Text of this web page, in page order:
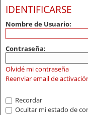
IDENTIFICARSE
Nombre de Usuario:
Contraseña:
Olvidé mi contraseña
Reenviar email de
Recordar
Ocultar mi estado de